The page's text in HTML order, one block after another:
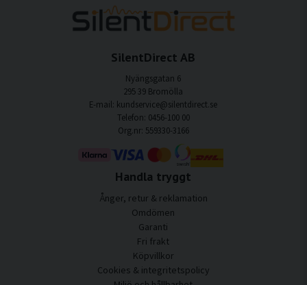
SilentDirect AB
Nyängsgatan 6
295 39 Bromölla
E-mail: kundservice@silentdirect.se
Telefon: 0456-100 00
Org.nr: 559330-3166
Handla tryggt
Ånger, retur & reklamation
Omdömen
Garanti
Fri frakt
Köpvillkor
Cookies & integritetspolicy